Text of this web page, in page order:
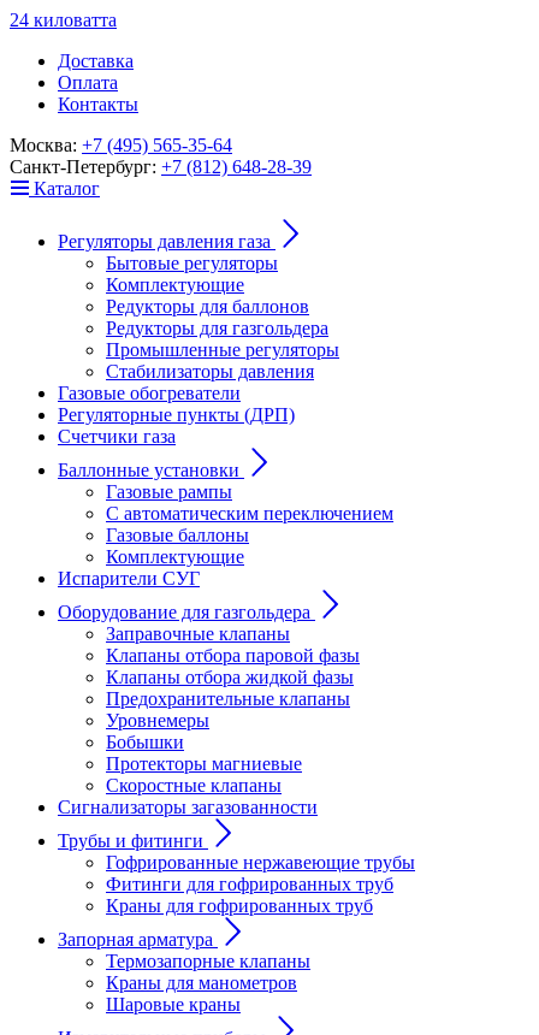
24 киловатта
Доставка
Оплата
Контакты
Москва: +7 (495) 565-35-64
Санкт-Петербург: +7 (812) 648-28-39
Каталог
Регуляторы давления газа
Бытовые регуляторы
Комплектующие
Редукторы для баллонов
Редукторы для газгольдера
Промышленные регуляторы
Стабилизаторы давления
Газовые обогреватели
Регуляторные пункты (ДРП)
Счетчики газа
Баллонные установки
Газовые рампы
С автоматическим переключением
Газовые баллоны
Комплектующие
Испарители СУГ
Оборудование для газгольдера
Заправочные клапаны
Клапаны отбора паровой фазы
Клапаны отбора жидкой фазы
Предохранительные клапаны
Уровнемеры
Бобышки
Протекторы магниевые
Скоростные клапаны
Сигнализаторы загазованности
Трубы и фитинги
Гофрированные нержавеющие трубы
Фитинги для гофрированных труб
Краны для гофрированных труб
Запорная арматура
Термозапорные клапаны
Краны для манометров
Шаровые краны